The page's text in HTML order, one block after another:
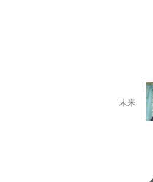
未来